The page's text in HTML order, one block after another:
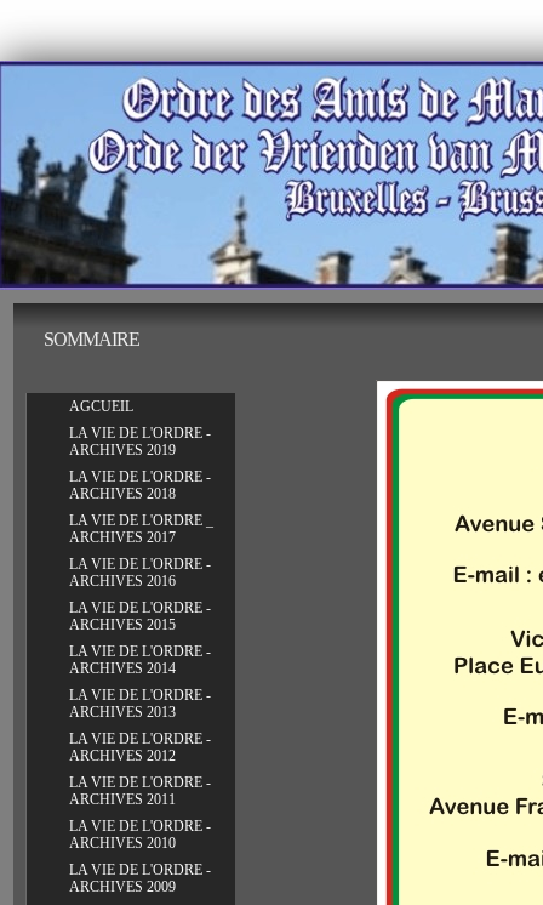
SOMMAIRE
AGCUEIL
LA VIE DE L'ORDRE -
ARCHIVES 2019
LA VIE DE L'ORDRE -
ARCHIVES 2018
LA VIE DE L'ORDRE _
ARCHIVES 2017
LA VIE DE L'ORDRE -
ARCHIVES 2016
LA VIE DE L'ORDRE -
ARCHIVES 2015
LA VIE DE L'ORDRE -
ARCHIVES 2014
LA VIE DE L'ORDRE -
ARCHIVES 2013
LA VIE DE L'ORDRE -
ARCHIVES 2012
LA VIE DE L'ORDRE -
ARCHIVES 2011
LA VIE DE L'ORDRE -
ARCHIVES 2010
LA VIE DE L'ORDRE -
ARCHIVES 2009